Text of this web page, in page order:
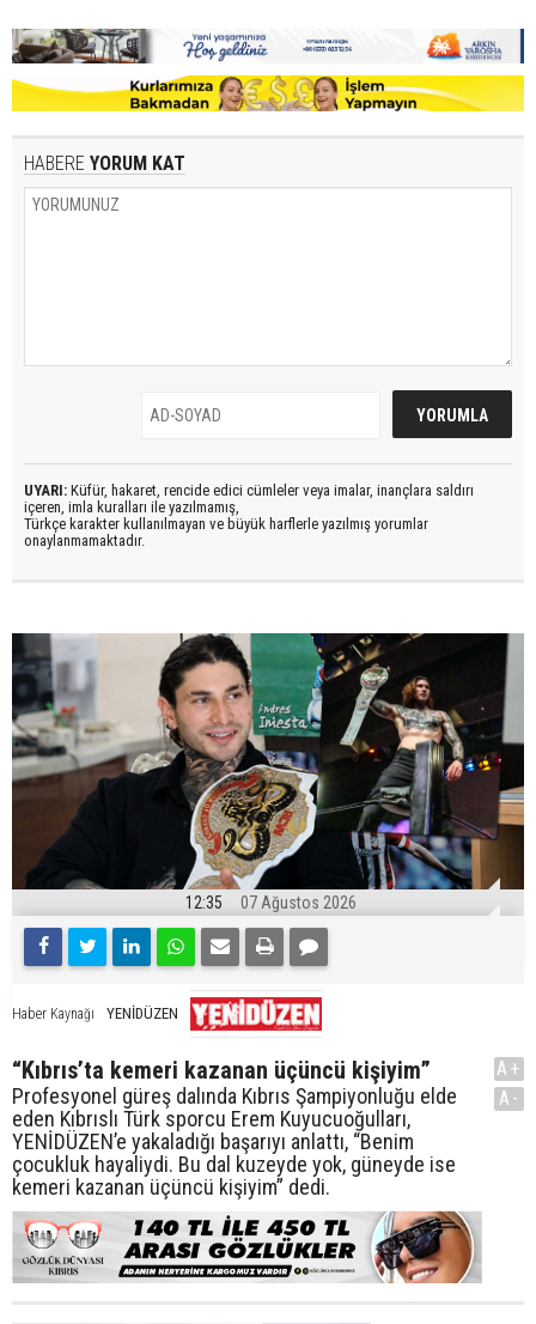
HABERE YORUM KAT
UYARI: Küfür, hakaret, rencide edici cümleler veya imalar, inançlara saldırı
içeren, imla kuralları ile yazılmamış,
Türkçe karakter kullanılmayan ve büyük harflerle yazılmış yorumlar
onaylanmamaktadır.
12:35 07 Ağustos 2026
Haber Kaynağı YENİDÜZEN
“Kıbrıs’ta kemeri kazanan üçüncü kişiyim”
Profesyonel güreş dalında Kıbrıs Şampiyonluğu elde
eden Kıbrıslı Türk sporcu Erem Kuyucuoğulları,
YENİDÜZEN’e yakaladığı başarıyı anlattı, “Benim
çocukluk hayaliydi. Bu dal kuzeyde yok, güneyde ise
kemeri kazanan üçüncü kişiyim” dedi.
A+
A-